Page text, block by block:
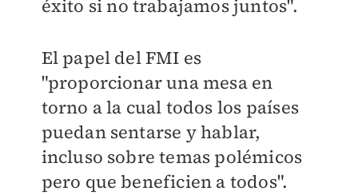
éxito si no trabajamos juntos".
El papel del FMI es
"proporcionar una mesa en
torno a la cual todos los países
puedan sentarse y hablar,
incluso sobre temas polémicos
pero que beneficien a todos".